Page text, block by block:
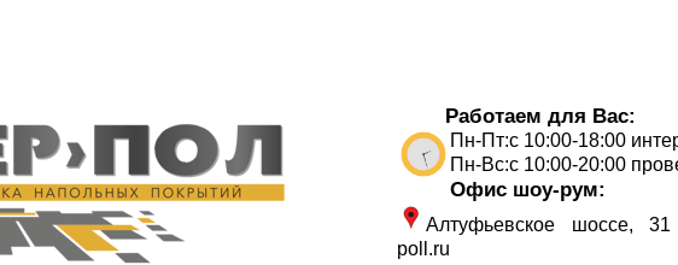
Работаем для Вас:
Пн-Пт:с 10:00-18:00
Пн-Вс:с 10:00-20:00
Офис шоу-рум:
Алтуфьевское шоссе, 31
poll.ru